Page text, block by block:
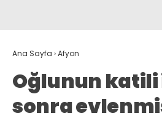
Ana Sayfa ›Afyon
Oğlunun katili
sonra